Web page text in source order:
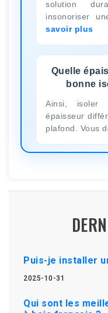
solution
insonoriser
savoir plus
Quelle
bonne
Ainsi, isoler
épaisseur
plafond. Vous
Puis-je installer
2025-10-31
Qui sont les